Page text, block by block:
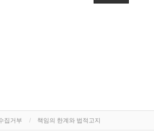
집거부 책임의 한계와 법적고지